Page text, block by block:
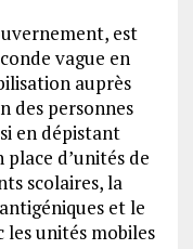
est
vague en
auprès
des personnes
en dépistant
place d’unités de
scolaires, la
et le
unités mobiles